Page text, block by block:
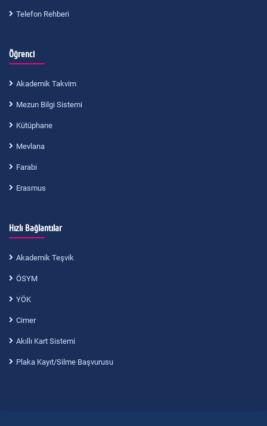
Telefon Rehberi
Öğrenci
Akademik Takvim
Mezun Bilgi Sistemi
Kütüphane
Mevlana
Farabi
Erasmus
Hızlı Bağlantılar
Akademik Teşvik
ÖSYM
YÖK
Cimer
Akıllı Kart Sistemi
Plaka Kayıt/Silme Başvurusu